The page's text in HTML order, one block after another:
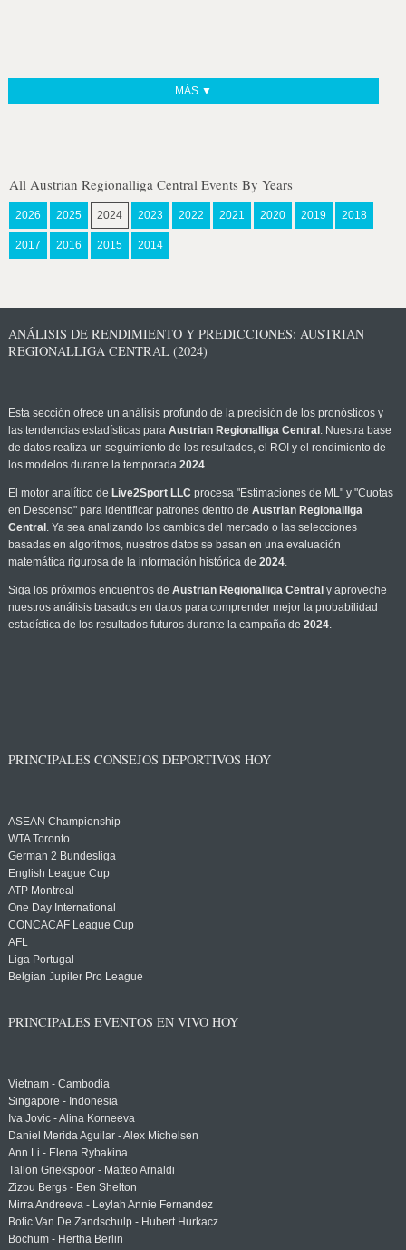
MÁS ▼
All Austrian Regionalliga Central Events By Years
2026 2025 2024 2023 2022 2021 2020 2019 2018
2017 2016 2015 2014
ANÁLISIS DE RENDIMIENTO Y PREDICCIONES: AUSTRIAN
REGIONALLIGA CENTRAL (2024)
Esta sección ofrece un análisis profundo de la precisión de los pronósticos y
las tendencias estadísticas para Austrian Regionalliga Central . Nuestra base
de datos realiza un seguimiento de los resultados, el ROI y el rendimiento de
los modelos durante la temporada 2024.
El motor analítico de Live2Sport LLC procesa "Estimaciones de ML" y "Cuotas
en Descenso" para identificar patrones dentro de Austrian Regionalliga
Central . Ya sea analizando los cambios del mercado o las selecciones
basadas en algoritmos, nuestros datos se basan en una evaluación
matemática rigurosa de la información histórica de 2024.
Siga los próximos encuentros de Austrian Regionalliga Central y aproveche
nuestros análisis basados en datos para comprender mejor la probabilidad
estadística de los resultados futuros durante la campaña de 2024.
PRINCIPALES CONSEJOS DEPORTIVOS HOY
ASEAN Championship
WTA Toronto
German 2 Bundesliga
English League Cup
ATP Montreal
One Day International
CONCACAF League Cup
AFL
Liga Portugal
Belgian Jupiler Pro League
PRINCIPALES EVENTOS EN VIVO HOY
Vietnam - Cambodia
Singapore - Indonesia
Iva Jovic - Alina Korneeva
Daniel Merida Aguilar - Alex Michelsen
Ann Li - Elena Rybakina
Tallon Griekspoor - Matteo Arnaldi
Zizou Bergs - Ben Shelton
Mirra Andreeva - Leylah Annie Fernandez
Botic Van De Zandschulp - Hubert Hurkacz
Bochum - Hertha Berlin